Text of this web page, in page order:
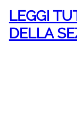
LEGGI
DELLA